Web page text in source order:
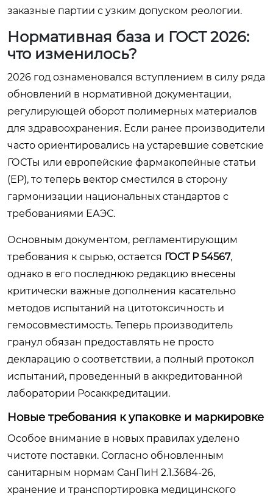
заказные партии с узким допуском реологии.
Нормативная база и ГОСТ 2026:
что изменилось?
2026 год ознаменовался вступлением в силу ряда
обновлений в нормативной документации,
регулирующей оборот полимерных материалов
для здравоохранения. Если ранее производители
часто ориентировались на устаревшие советские
ГОСТы или европейские фармакопейные статьи
(EP), то теперь вектор сместился в сторону
гармонизации национальных стандартов с
требованиями ЕАЭС.
Основным документом, регламентирующим
требования к сырью, остается ГОСТ Р 54567,
однако в его последнюю редакцию внесены
критически важные дополнения касательно
методов испытаний на цитотоксичность и
гемосовместимость. Теперь производитель
гранул обязан предоставлять не просто
декларацию о соответствии, а полный протокол
испытаний, проведенный в аккредитованной
лаборатории Росаккредитации.
Новые требования к упаковке и маркировке
Особое внимание в новых правилах уделено
чистоте поставки. Согласно обновленным
санитарным нормам СанПиН 2.1.3684-26,
хранение и транспортировка медицинского